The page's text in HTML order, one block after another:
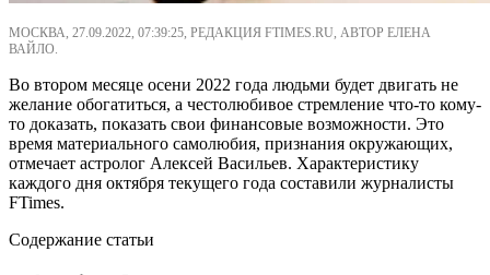
МОСКВА, 27.09.2022, 07:39:25, РЕДАКЦИЯ FTIMES.RU, АВТОР ЕЛЕНА
ВАЙЛО.
Во втором месяце осени 2022 года людьми будет двигать не
желание обогатиться, а честолюбивое стремление что-то кому-
то доказать, показать свои финансовые возможности. Это
время материального самолюбия, признания окружающих,
отмечает астролог Алексей Васильев. Характеристику
каждого дня октября текущего года составили журналисты
FTimes.
Содержание статьи